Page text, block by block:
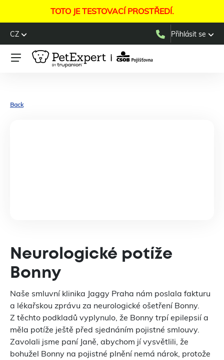
TOTO JE TESTOVACÍ PROSTŘEDÍ.
CZ Přihlásit se
Back
Neurologické potíže
Bonny
Naše smluvní klinika Jaggy Praha nám poslala fakturu
a lékařskou zprávu za neurologické ošetření Bonny.
Z těchto podkladů vyplynulo, že Bonny trpí epilepsií a
měla potíže ještě před sjednáním pojistné smlouvy.
Zavolali jsme paní Janě, abychom jí vysvětlili, že
bohužel Bonny na pojistné plnění nemá nárok, protože